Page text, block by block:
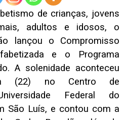
de crianças, jovens
adultos e idosos, o
lançou o Compromisso
e o Programa
A solenidade aconteceu
(22) no Centro de
Federal do
São Luís, e contou com a